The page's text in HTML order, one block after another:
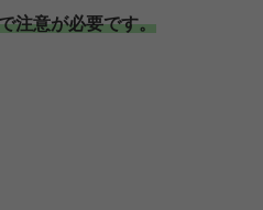
注意が必要です。